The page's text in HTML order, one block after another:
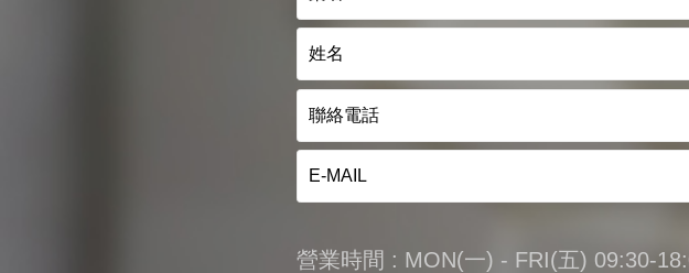
營業時間 : MON(一) - FRI(五) 09:30-